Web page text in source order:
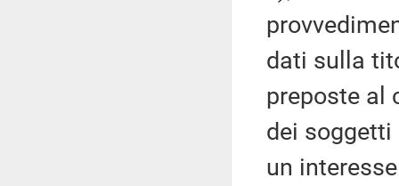
dati sulla
preposte al
dei
un